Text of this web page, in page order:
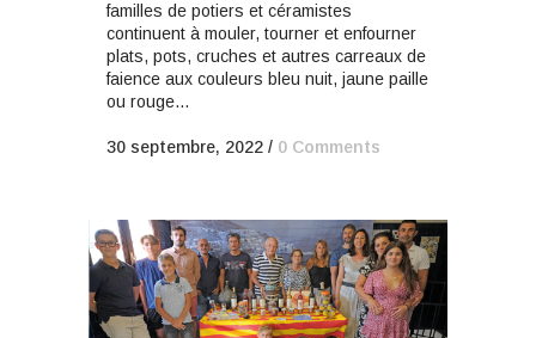
familles de potiers et céramistes
continuent à mouler, tourner et enfourner
plats, pots, cruches et autres carreaux de
faience aux couleurs bleu nuit, jaune paille
ou rouge...
30 septembre, 2022 / 0 Comments